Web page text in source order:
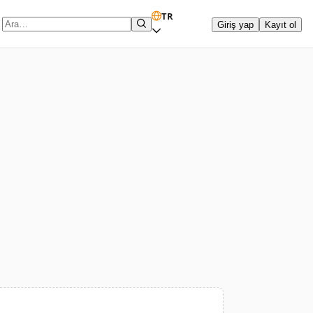
Arama terimi
TR
Giriş yap Kayıt ol